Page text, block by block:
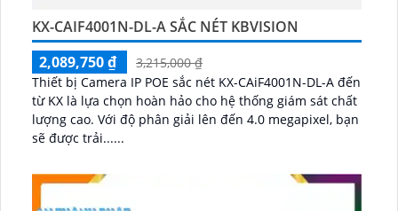
KX-CAIF4001N-DL-A SẮC NÉT KBVISION
2,089,750 ₫
3,215,000 ₫
Thiết bị Camera IP POE sắc nét KX-CAiF4001N-DL-A đến
từ KX là lựa chọn hoàn hảo cho hệ thống giám sát chất
lượng cao. Với độ phân giải lên đến 4.0 megapixel, bạn
sẽ được trải......